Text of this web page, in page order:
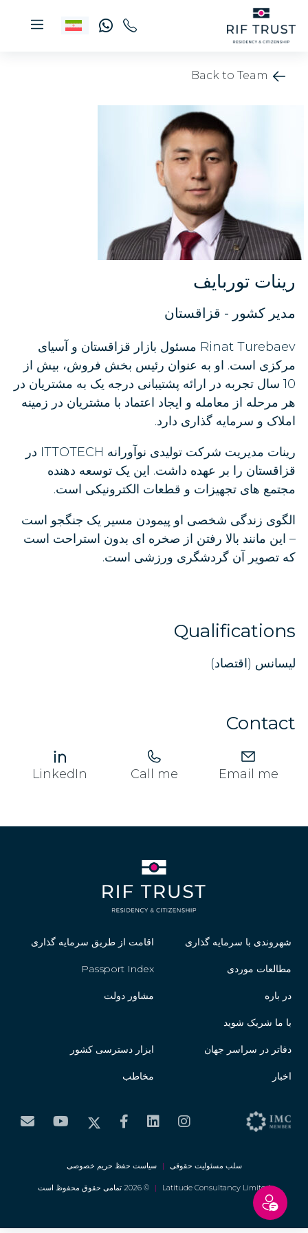
رینات توربایف
مدیر کشور - قزاقستان
Rinat Turebaev مسئول بازار قزاقستان و آسیای
مرکزی است. او به عنوان رئیس بخش فروش، بیش از
10 سال تجربه در ارائه پشتیبانی درجه یک به مشتریان در
هر مرحله از معامله و ایجاد اعتماد با مشتریان در زمینه
املاک و سرمایه گذاری دارد.
رینات مدیریت شرکت تولیدی نوآورانه ITTOTECH در
قزاقستان را بر عهده داشت. این یک توسعه دهنده
مجتمع های تجهیزات و قطعات الکترونیکی است.
الگوی زندگی شخصی او پیمودن مسیر یک جنگجو است
– این مانند بالا رفتن از صخره ای بدون استراحت است
که تصویر آن گردشگری ورزشی است.
Qualifications
لیسانس (اقتصاد)
Contact
Email me
Call me
LinkedIn
شهروندی با سرمایه گذاری اقامت از طریق سرمایه گذاری
مطالعات موردی Passport Index
در باره مشاور دولت
با ما شریک شوید
دفاتر در سراسر جهان ابزار دسترسی کشور
اخبار مخاطب
سلب مسئولیت حقوقی | سیاست حفظ حریم خصوصی
Latitude Consultancy Limited
| © 2026 تمامی حقوق محفوظ است